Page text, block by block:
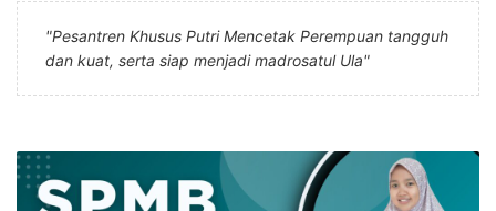
"Pesantren Khusus Putri Mencetak Perempuan tangguh
dan kuat, serta siap menjadi madrosatul Ula"